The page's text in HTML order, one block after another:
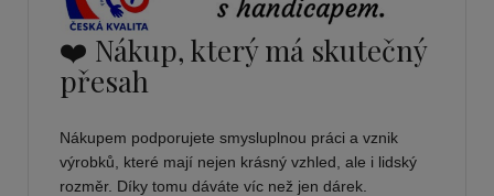
❤️ Nákup, který má skutečný
přesah
Nákupem podporujete smysluplnou práci a vznik
výrobků, které mají nejen krásný vzhled, ale i lidský
rozměr. Díky tomu dáváte víc než jen dárek.